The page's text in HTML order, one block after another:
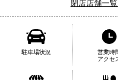
閉店店舗一
駐車場状況
営業時
アクセ